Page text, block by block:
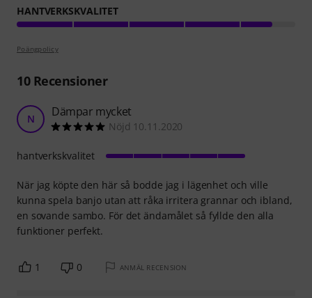
HANTVERKSKVALITET
Poängpolicy
10Recensioner
N Dämpar mycket
Nöjd 10.11.2020
När jag köpte den här så bodde jag i lägenhet och ville
kunna spela banjo utan att råka irritera grannar och ibland,
en sovande sambo. För det ändamålet så fyllde den alla
funktioner perfekt.
hantverkskvalitet
1 0 ANMÄL RECENSION